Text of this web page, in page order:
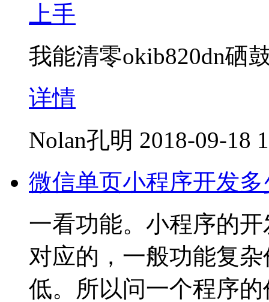
上手
我能清零okib820dn硒
详情
Nolan孔明 2018-09-18
微信单页小程序开发
一看功能。小程序的
对应的，一般功能复
低。所以问一个程序